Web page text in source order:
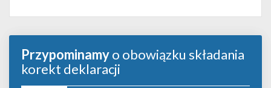
Przypominamyo obowiązku składania
korekt deklaracji